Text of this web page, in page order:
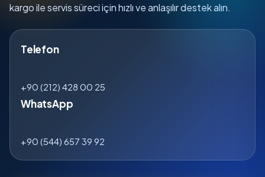
kargo ile servis süreci için hızlı ve anlaşılır destek alın.
Telefon
+90 (212) 428 00 25
WhatsApp
+90 (544) 657 39 92